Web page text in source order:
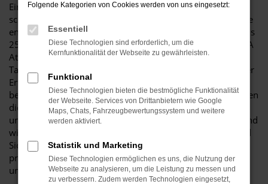
Einen CUPRA Ateca finden Sie heutzutage einfach und
schnell, insbesondere, wenn Sie sich für Automobile Budde
entscheiden. Unser Unternehmen widmet sich seit mehr als
25 Jahren Fahrzeugen aller Art und liefert Ihnen den CUPRA
Ateca sowohl als klassischen Neuwagen als auch als
Tageszulassung oder gebraucht und als Jahreswagen. Unser
Erfahrung ist Ihr Vorteil, denn wir wissen genau, worauf es
bei einem CUPRA Ateca ankommt und welche Möglichkeiten
dieses Fahrzeug bietet. Gerne beraten wir Sie kompetent
und entsprechend Ihrer individuellen Vorgaben. Ebenso sind
wir jederzeit gerne bereits, die zahlreichen Assistenten und
Sicherheitssysteme zu erläutern und Ihnen so ein 100-
prozentiges Fahrvergnügen zu ermöglichen. Sprechen Sie
uns an.
Folgende Kategorien von Cookies werden von uns eingesetzt:
Essentiell
Diese Technologien sind erforderlich, um die
Kernfunktionalität der Webseite zu gewährleisten.
Funktional
Diese Technologien bieten die bestmögliche Funktionalität
der Webseite. Services von Drittanbietern wie Google
Maps, Chats, Fahrzeugbewertungssystem und weitere
werden aktiviert.
Statistik und Marketing
Diese Technologien ermöglichen es uns, die Nutzung der
Webseite zu analysieren, um die Leistung zu messen und
zu verbessern. Zudem werden Technologien eingesetzt,